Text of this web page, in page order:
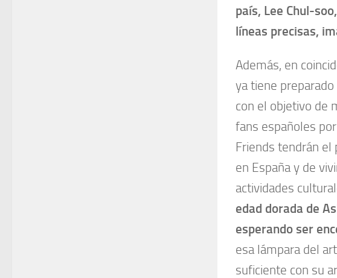
país, Lee Chul-
líneas precisas,
Además, en
ya tiene
con el objetivo de
fans españoles
Friends tendrán el
en España y de
actividades
edad dorada de
esperando ser
esa lámpara del
suficiente con su